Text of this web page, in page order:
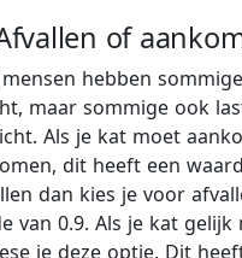
of
hebben
maar sommige ook
Als je kat moet
dit heeft een
dan kies je voor
van 0.9. Als je kat
je deze optie. Dit